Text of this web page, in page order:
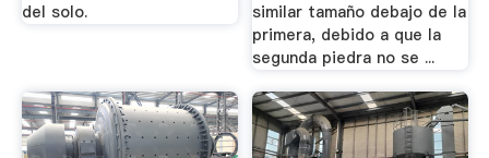
del solo.
similar tamaño debajo de la
primera, debido a que la
segunda piedra no se ...